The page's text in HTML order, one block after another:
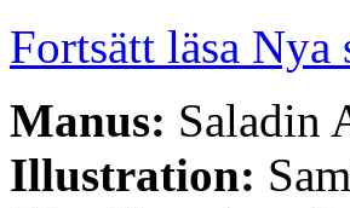
Fortsätt läsa
Manus: Saladin
Illustration: